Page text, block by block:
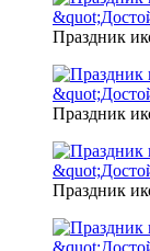
Праздник
Праздник
Праздник